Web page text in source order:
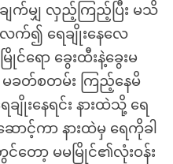
က်မျှ လှည့်ကြည့်ပြီး မသိ
က်၍ ရေချိုးနေလေ
ရော ခွေးထီးနဲ့ခွေးမ
ခတ်စတမ်း ကြည့်နေမိ
ျိုးနေရင်း နားထဲသို့ ရေ
င့်ကာ နားထဲမှ ရေကိုခါ
ော့ မမမြိုင်၏လုံးဝန်း